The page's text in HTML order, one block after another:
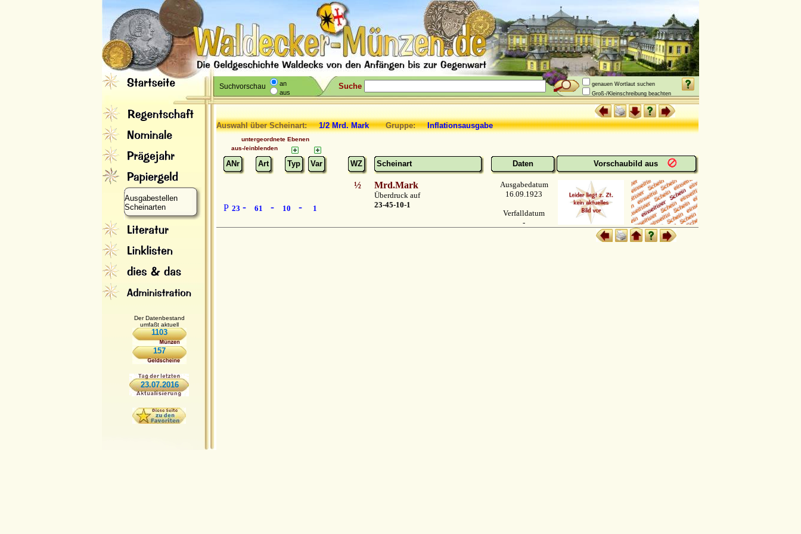
Suchvorschau
an
aus
Suche
genauen Wortlaut suchen
Groß-/Kleinschreibung beachten
Ausgabestellen
Scheinarten
Der Datenbestand
umfaßt aktuell
1103
157
23.07.2016
Auswahl über Scheinart:1/2 Mrd. MarkGruppe:Inflationsausgabe
untergeordnete Ebenen
aus-/einblenden
ANr Art Typ Var WZ Scheinart Daten Vorschaubild aus
P 23 - 61 - 10 - 1
½ Mrd.Mark
Überdruck auf
23-45-10-1
Ausgabedatum
16.09.1923
Verfalldatum
-